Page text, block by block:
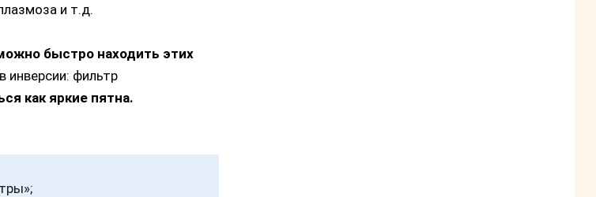
и т.д.
быстро находить этих
инверсии: фильтр
как яркие пятна.